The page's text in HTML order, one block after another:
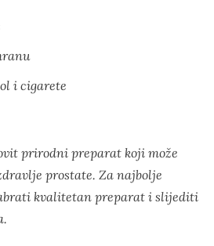
i cigarete
prirodni preparat koji može
prostate. Za najbolje
kvalitetan preparat i slijediti